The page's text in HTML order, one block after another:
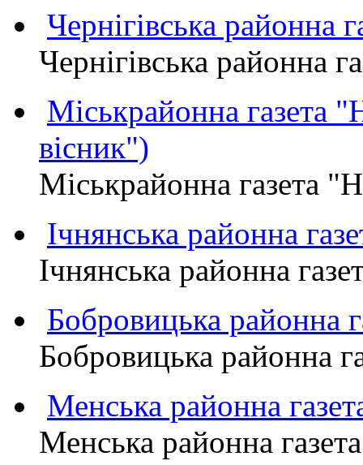
Чернігівська
Чернігівська
Міськрайонна
вісник")
Міськрайонна газета
Ічнянська районна
Ічнянська районна
Бобровицька
Бобровицька
Менська районна
Менська районна